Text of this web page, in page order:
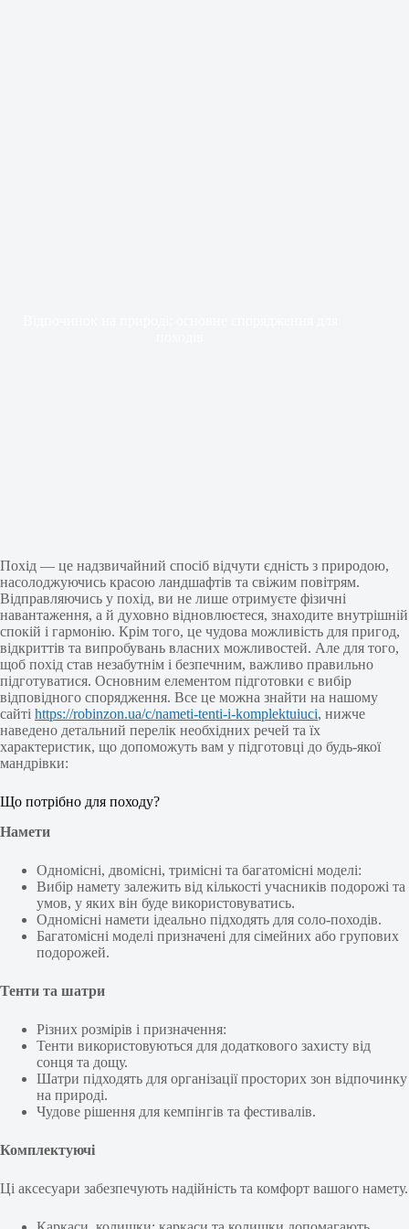
Похід — це надзвичайний спосіб відчути єдність з природою,
насолоджуючись красою ландшафтів та свіжим повітрям.
Відправляючись у похід, ви не лише отримуєте фізичні
навантаження, а й духовно відновлюєтеся, знаходите внутрішній
спокій і гармонію. Крім того, це чудова можливість для пригод,
відкриттів та випробувань власних можливостей. Але для того,
щоб похід став незабутнім і безпечним, важливо правильно
підготуватися. Основним елементом підготовки є вибір
відповідного спорядження. Все це можна знайти на нашому
сайті https://robinzon.ua/c/nameti-tenti-i-komplektuiuci, нижче
наведено детальний перелік необхідних речей та їх
характеристик, що допоможуть вам у підготовці до будь-якої
мандрівки:
Що потрібно для походу?
Намети
Одномісні, двомісні, тримісні та багатомісні моделі:
Вибір намету залежить від кількості учасників подорожі та
умов, у яких він буде використовуватись.
Одномісні намети ідеально підходять для соло-походів.
Багатомісні моделі призначені для сімейних або групових
подорожей.
Тенти та шатри
Різних розмірів і призначення:
Тенти використовуються для додаткового захисту від
сонця та дощу.
Шатри підходять для організації просторих зон відпочинку
на природі.
Чудове рішення для кемпінгів та фестивалів.
Комплектуючі
Ці аксесуари забезпечують надійність та комфорт вашого намету.